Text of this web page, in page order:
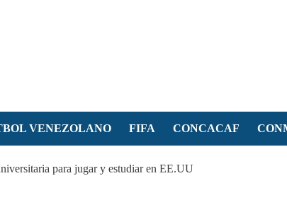
VENEZOLANO FIFA CONCACAF
para jugar y estudiar en EE.UU